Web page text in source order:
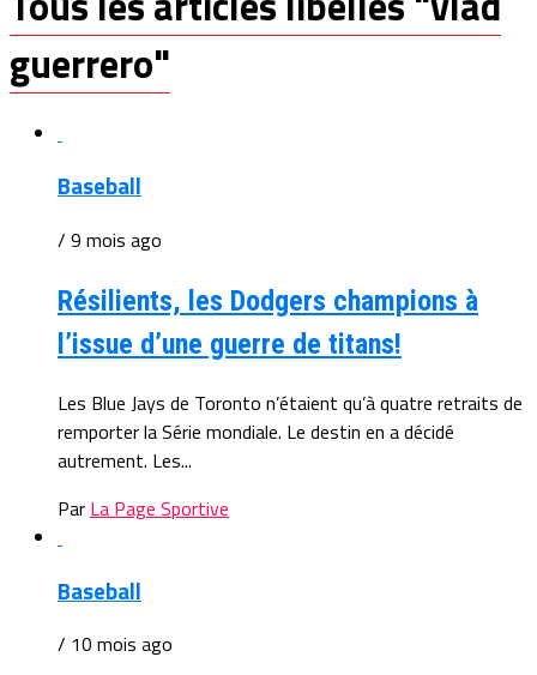
guerrero"
Baseball
/ 9 mois ago
Résilients, les Dodgers champions à
l’issue d’une guerre de titans!
Les Blue Jays de Toronto n’étaient qu’à quatre retraits de
remporter la Série mondiale. Le destin en a décidé
autrement. Les...
Par La Page Sportive
Baseball
/ 10 mois ago